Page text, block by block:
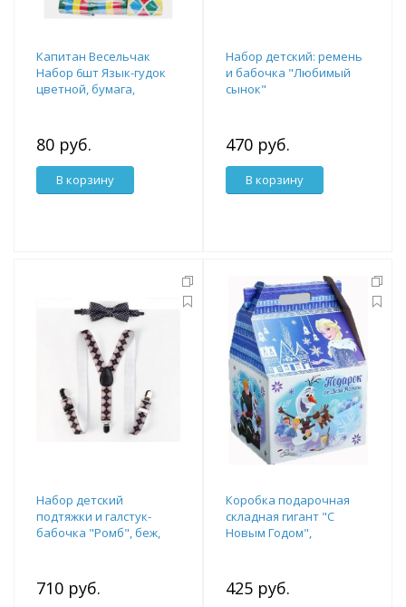
Капитан Весельчак
Набор 6шт Язык-гудок
цветной, бумага,
80 руб.
В корзину
Набор детский: ремень
и бабочка "Любимый
сынок"
470 руб.
В корзину
Набор детский
подтяжки и галстук-
бабочка "Ромб", беж,
710 руб.
Коробка подарочная
складная гигант "С
Новым Годом",
425 руб.